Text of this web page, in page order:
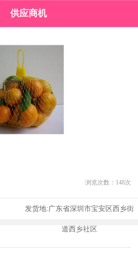
供应商机
浏览次数： 148次
发货地:广东省深圳市宝安区西乡街
道西乡社区